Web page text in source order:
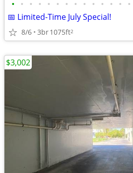
• • • • • • • • • • • • • •
📅 Limited-Time July Special!
8/6 3br1075ft2
$3,002